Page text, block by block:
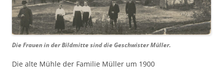
Die Frauen in der Bildmitte sind die Geschwister Müller.
Die alte Mühle der Familie Müller um 1900